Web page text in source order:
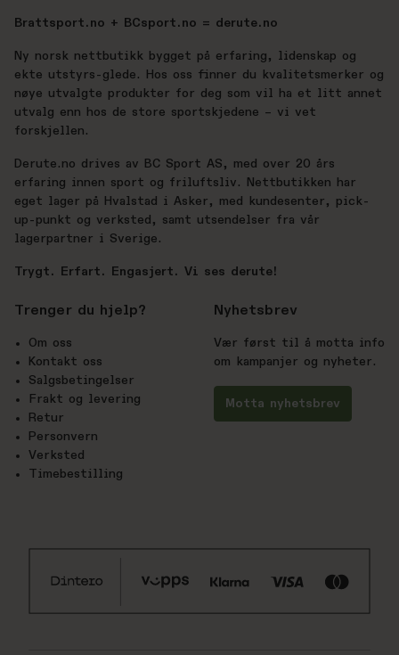
Brattsport.no + BCsport.no = derute.no
Ny norsk nettbutikk bygget på erfaring, lidenskap og
ekte utstyrs-glede. Hos oss finner du kvalitetsmerker og
nøye utvalgte produkter for deg som vil ha et litt annet
utvalg enn hos de store sportskjedene – vi vet
forskjellen.
Derute.no drives av BC Sport AS, med over 20 års
erfaring innen sport og friluftsliv. Nettbutikken har
eget lager på Hvalstad i Asker, med kundesenter, pick-
up-punkt og verksted, samt utsendelser fra vår
lagerpartner i Sverige.
Trygt. Erfart. Engasjert. Vi ses derute!
Trenger du hjelp?
Om oss
Kontakt oss
Salgsbetingelser
Frakt og levering
Retur
Personvern
Verksted
Timebestilling
Nyhetsbrev
Vær først til å motta info
om kampanjer og nyheter.
Motta nyhetsbrev